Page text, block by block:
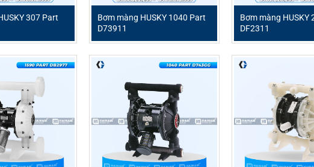
nghiệp khó xử lý. Với sự kết hợp giữa vật liệu bền bỉ và công
716 Part D53388 là lựa chọn lý tưởng cho nhiều ngành công nghiệp
D53388
Bơm màng HUSKY 716 Part D53388
HUSKY 716 Part D53388
307 Part
Bơm màng HUSKY 1040 Part
D73911
Bơm màng HUSKY
DF2311